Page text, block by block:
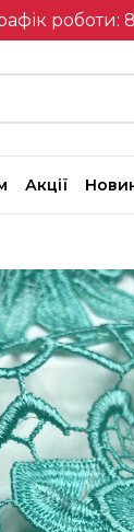
роботи:
Акції